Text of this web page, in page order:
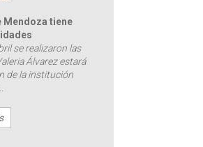
Mendoza tiene
se realizaron las
Álvarez estará
de la institución